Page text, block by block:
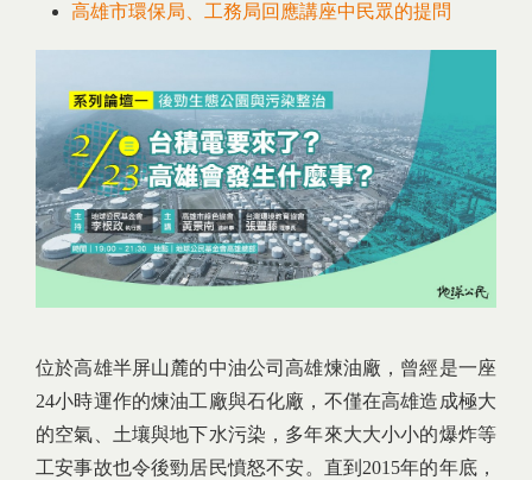
高雄市環保局、工務局回應講座中民眾的提問
位於高雄半屏山麓的中油公司高雄煉油廠，曾經是一座
24小時運作的煉油工廠與石化廠，不僅在高雄造成極大
的空氣、土壤與地下水污染，多年來大大小小的爆炸等
工安事故也令後勁居民憤怒不安。直到2015年的年底，